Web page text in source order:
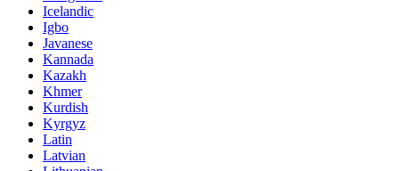
Icelandic
Igbo
Javanese
Kannada
Kazakh
Khmer
Kurdish
Kyrgyz
Latin
Latvian